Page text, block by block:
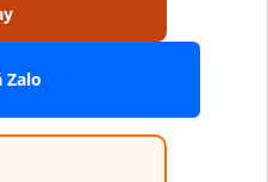
Zalo